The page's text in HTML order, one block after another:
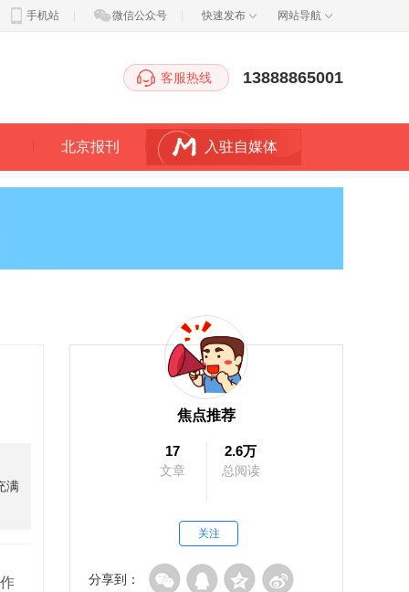
手机站 微信公众号 快速发布 网站导航
客服热线 13888865001
北京报刊 入驻自媒体
满
焦点推荐
17
文章
2.6万
总阅读
关注
分享到：